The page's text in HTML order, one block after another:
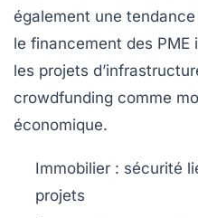
également une
le financement des
les projets
crowdfunding comme
économique.
Immobilier : sécurité
projets